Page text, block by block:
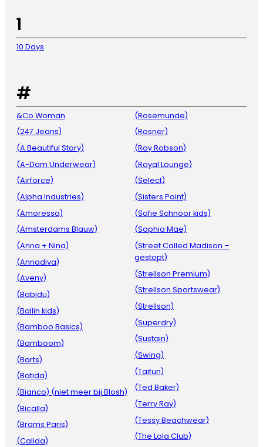
1
10 Days
#
&Co Woman
(247 Jeans)
(A Beautiful Story)
(A-Dam Underwear)
(Airforce)
(Alpha Industries)
(Amoressa)
(Amsterdams Blauw)
(Anna + Nina)
(Annadiva)
(Aveny)
(Babidu)
(Ballin kids)
(Bamboo Basics)
(Bamboom)
(Barts)
(Batida)
(Bianco) (niet meer bij Blosh)
(Bicalla)
(Brams Paris)
(Calida)
(Rosemunde)
(Rosner)
(Roy Robson)
(Royal Lounge)
(Select)
(Sisters Point)
(Sofie Schnoor kids)
(Sophia Mae)
(Street Called Madison –
gestopt)
(Strellson Premium)
(Strellson Sportswear)
(Strellson)
(Superdry)
(Sustain)
(Swing)
(Taifun)
(Ted Baker)
(Terry Ray)
(Tessy Beachwear)
(The Lola Club)